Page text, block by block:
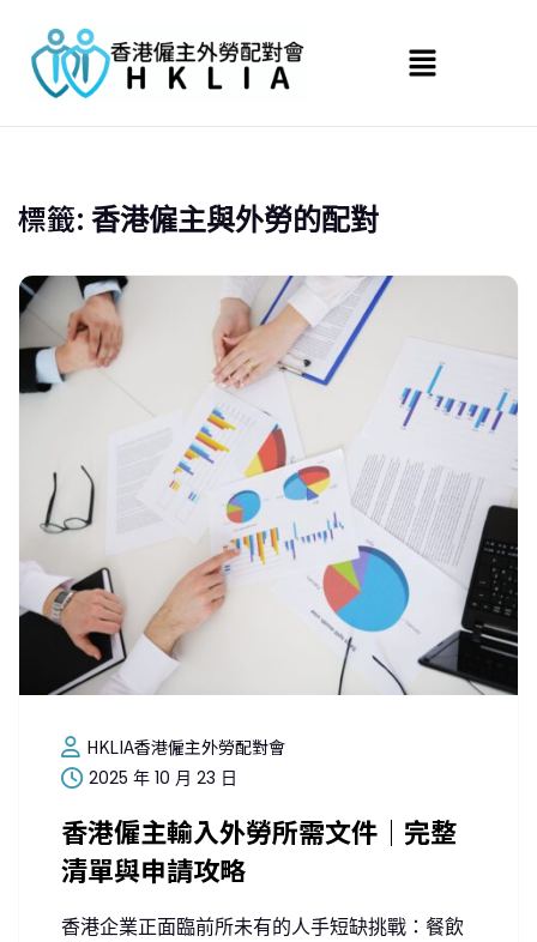
標籤: 香港僱主與外勞的配對
HKLIA香港僱主外勞配對會
2025 年 10 月 23 日
香港僱主輸入外勞所需文件｜完整
清單與申請攻略
香港企業正面臨前所未有的人手短缺挑戰：餐飲